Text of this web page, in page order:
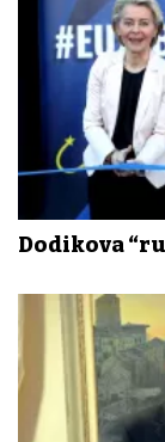
Dodikova